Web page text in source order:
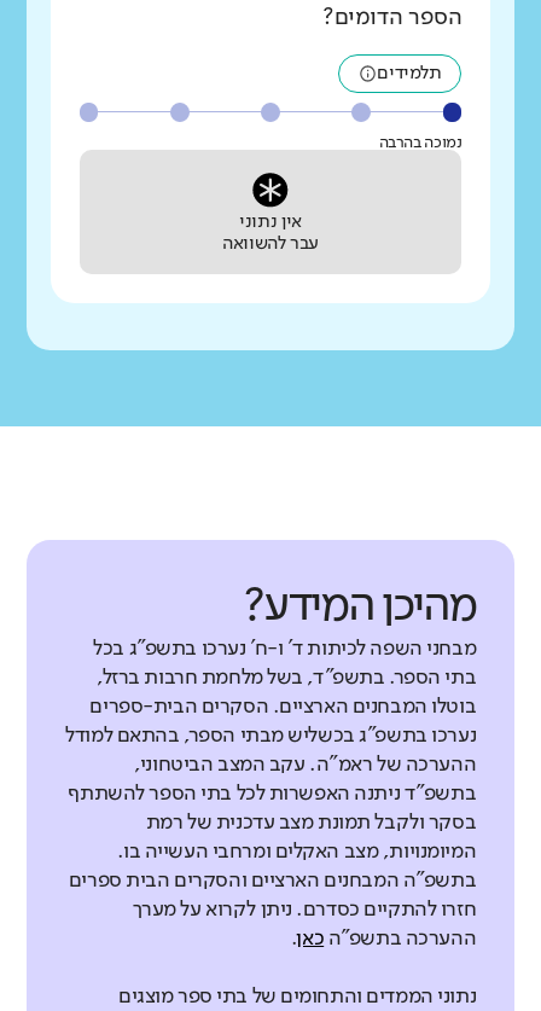
הספר הדומים?
תלמידים
נמוכה בהרבה
אין נתוני
עבר להשוואה
מהיכן המידע?
מבחני השפה לכיתות ד' ו-ח' נערכו בתשפ"ג בכל
בתי הספר. בתשפ"ד, בשל מלחמת חרבות ברזל,
בוטלו המבחנים הארציים. הסקרים הבית-ספרים
נערכו בתשפ"ג בכשליש מבתי הספר, בהתאם למודל
ההערכה של ראמ"ה. עקב המצב הביטחוני,
בתשפ"ד ניתנה האפשרות לכל בתי הספר להשתתף
בסקר ולקבל תמונת מצב עדכנית של רמת
המיומנויות, מצב האקלים ומרחבי העשייה בו.
בתשפ"ה המבחנים הארציים והסקרים הבית ספרים
חזרו להתקיים כסדרם. ניתן לקרוא על מערך
ההערכה בתשפ"ה כאן.
נתוני הממדים והתחומים של בתי ספר מוצגים